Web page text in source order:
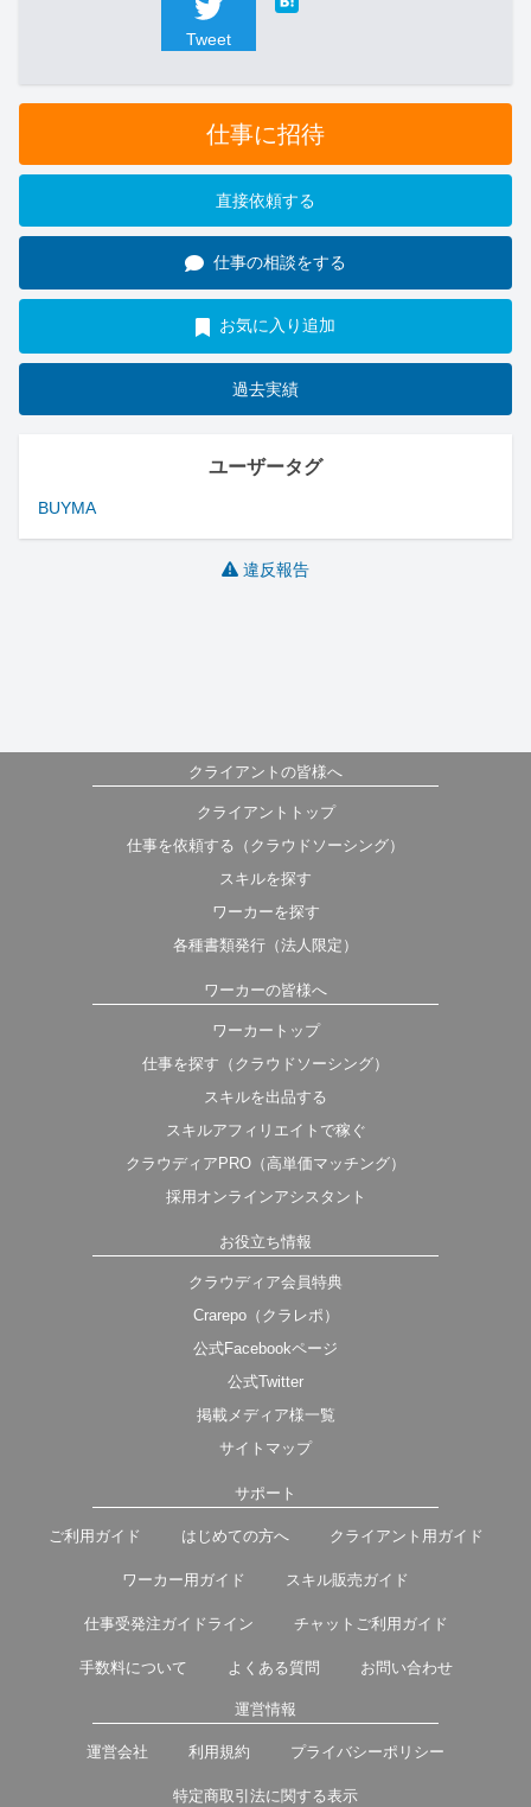
Tweet
仕事に招待
直接依頼する
仕事の相談をする
お気に入り追加
過去実績
ユーザータグ
BUYMA
違反報告
クライアントの皆様へ
クライアントトップ
仕事を依頼する（クラウドソーシング）
スキルを探す
ワーカーを探す
各種書類発行（法人限定）
ワーカーの皆様へ
ワーカートップ
仕事を探す（クラウドソーシング）
スキルを出品する
スキルアフィリエイトで稼ぐ
クラウディアPRO（高単価マッチング）
採用オンラインアシスタント
お役立ち情報
クラウディア会員特典
Crarepo（クラレポ）
公式Facebookページ
公式Twitter
掲載メディア様一覧
サイトマップ
サポート
ご利用ガイド はじめての方へ クライアント用ガイド
ワーカー用ガイド スキル販売ガイド
仕事受発注ガイドライン チャットご利用ガイド
手数料について よくある質問 お問い合わせ
運営情報
運営会社 利用規約 プライバシーポリシー
特定商取引法に関する表示